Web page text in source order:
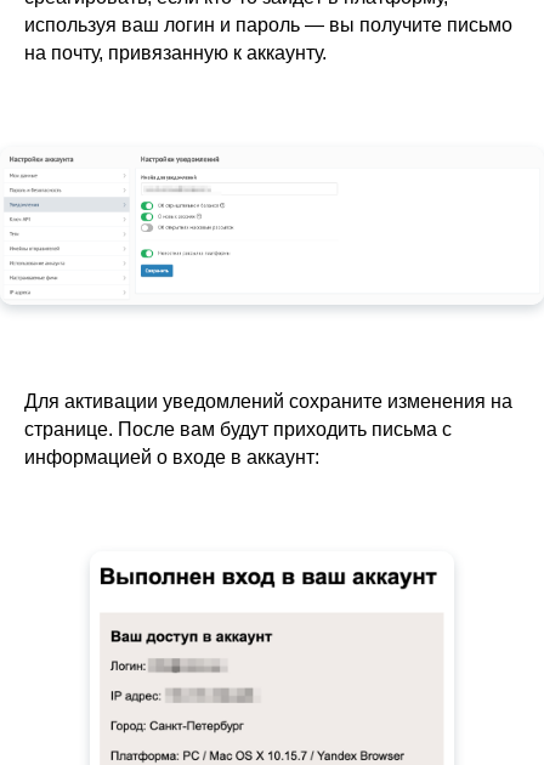
используя ваш логин и пароль — вы получите письмо
на почту, привязанную к аккаунту.
Для активации уведомлений сохраните изменения на
странице. После вам будут приходить письма с
информацией о входе в аккаунт: